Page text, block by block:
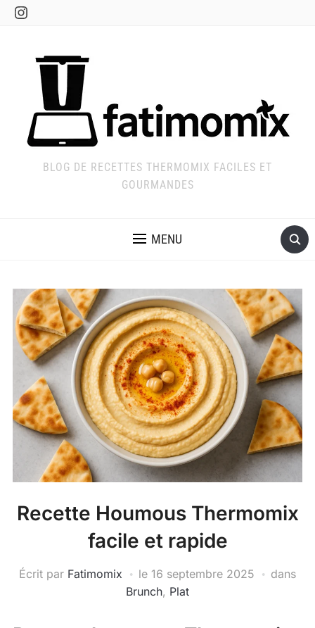
Instagram
BLOG DE RECETTES THERMOMIX FACILES ET
GOURMANDES
MENU
Recette Houmous Thermomix
facile et rapide
Écrit par Fatimomix le 16 septembre 2025
dans
Brunch, Plat